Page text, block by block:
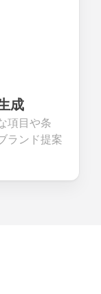
成
項目や条
ランド提案